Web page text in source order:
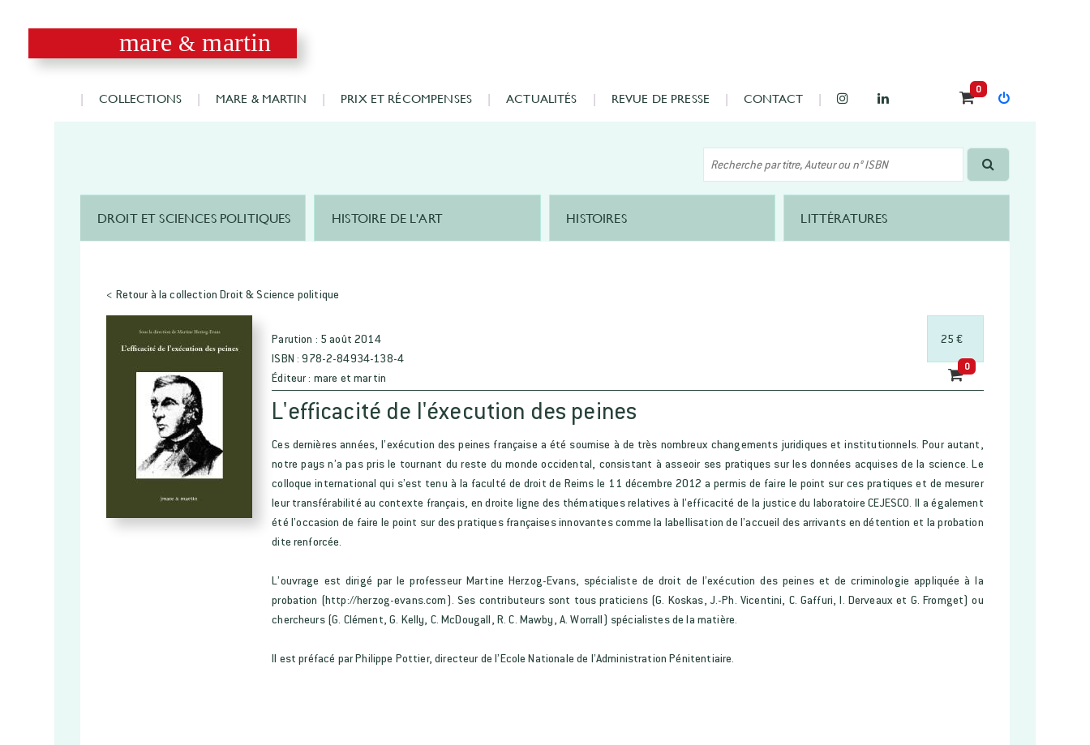
mare & martin
COLLECTIONS MARE & MARTIN PRIX ET RÉCOMPENSES ACTUALITÉS REVUE DE PRESSE CONTACT
0
DROIT ET SCIENCES POLITIQUES HISTOIRE DE L'ART HISTOIRES LITTÉRATURES
< Retour à la collection Droit & Science politique
Parution : 5 août 2014
ISBN : 978-2-84934-138-4
Éditeur : mare et martin
25 €
0
L'efficacité de l'éxecution des peines
Ces dernières années, l’exécution des peines française a été soumise à de très nombreux changements juridiques et institutionnels. Pour autant,
notre pays n’a pas pris le tournant du reste du monde occidental, consistant à asseoir ses pratiques sur les données acquises de la science. Le
colloque international qui s’est tenu à la faculté de droit de Reims le 11 décembre 2012 a permis de faire le point sur ces pratiques et de mesurer
leur transférabilité au contexte français, en droite ligne des thématiques relatives à l’efficacité de la justice du laboratoire CEJESCO. Il a également
été l’occasion de faire le point sur des pratiques françaises innovantes comme la labellisation de l’accueil des arrivants en détention et la probation
dite renforcée.
L’ouvrage est dirigé par le professeur Martine Herzog-Evans, spécialiste de droit de l’exécution des peines et de criminologie appliquée à la
probation (http://herzog-evans.com). Ses contributeurs sont tous praticiens (G. Koskas, J.-Ph. Vicentini, C. Gaffuri, I. Derveaux et G. Fromget) ou
chercheurs (G. Clément, G. Kelly, C. McDougall, R. C. Mawby, A. Worrall) spécialistes de la matière.
Il est préfacé par Philippe Pottier, directeur de l’Ecole Nationale de l’Administration Pénitentiaire.